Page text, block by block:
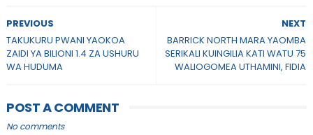
NEXT
BARRICK NORTH MARA YAOMBA
SERIKALI KUINGILIA KATI WATU 75
WALIOGOMEA UTHAMINI, FIDIA
PREVIOUS
TAKUKURU PWANI YAOKOA
ZAIDI YA BILIONI 1.4 ZA USHURU
WA HUDUMA
POST A COMMENT
No comments